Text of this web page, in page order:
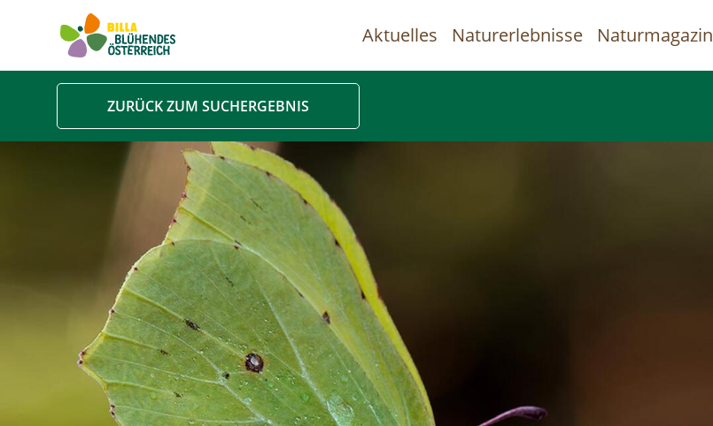
Inhalt
Hauptnavigation
Aktuelles Naturerlebnisse Naturmagazin
ZURÜCK ZUM SUCHERGEBNIS